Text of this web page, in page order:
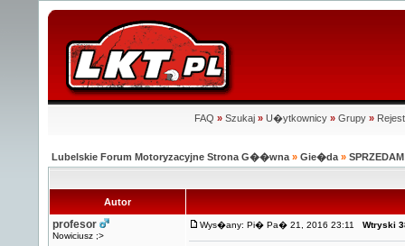
FAQ » Szukaj » U�ytkownicy » Grupy »
Lubelskie Forum Motoryzacyjne Strona G��wna » Gie�da » SPRZEDAM
Autor
profesor
Nowiciusz ;>
Wys�any: Pi� Pa� 21, 2016 23:11 Wtryski